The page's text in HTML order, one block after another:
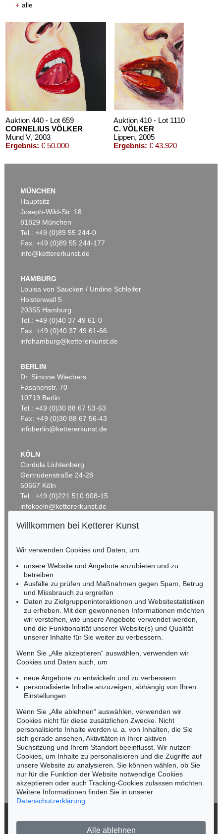
+ alle
Auktion 440 - Lot 659
CORNELIUS VÖLKER
Mund V, 2003
Ergebnis: € 50.000
Auktion 410 - Lot 1110
C. VÖLKER
Lippen, 2005
Ergebnis: € 43.920
Auktion 469 - Lot 796
Ergebnis:€ 28.750
CORNELIUS VÖLKER
Mund V, 2003
Ergebnis:€ 22.500
Auktion 416 - Lot 860
Raucher VI
, 2001
Ergebnis:€ 17.500
Auktion 420 - Lot 1006
CORNELIUS VÖLKER
Hände 1-III, 1999
Ergebnis:€ 16.250
Auktion 416 - Lot 874
MÜNCHEN
Hauptsitz
Joseph-Wild-Str. 18
81829 München
Tel.: +49 (0)89 55 244-0
Fax: +49 (0)89 55 244-177
info@kettererkunst.de
HAMBURG
Louisa von Saucken / Undine Schleifer
Holstenwall 5
20355 Hamburg
Tel.: +49 (0)40 37 49 61-0
Fax: +49 (0)40 37 49 61-66
infohamburg@kettererkunst.de
BERLIN
Dr. Simone Wiechers
Fasanenstr. 70
10719 Berlin
Tel.: +49 (0)30 88 67 53-63
Fax: +49 (0)30 88 67 56-43
infoberlin@kettererkunst.de
KÖLN
Cordula Lichtenberg
Gertrudenstraße 24-28
50667 Köln
Tel.: +49 (0)221 510 908-15
infokoeln@kettererkunst.de
BADEN-WÜRTTEMBERG
RHEINLAND-PFALZ
Miriam Heß
Tel.: +49 (0)62 21 58 80-038
Fax: +49 (0)62 21 58 80-595
infoheidelberg@kettererkunst.de
NORDDEUTSCHLAND
Nico Kassel, M.A.
Tel.: +49 (0)89 55244-164
Mobil: +49 (0)171 8618661
n.kassel@kettererkunst.de
Keine Auktion mehr verpassen!
Wir informieren Sie rechtzeitig.
Jetzt zum Newsletter anmelden >
Willkommen bei Ketterer Kunst
Wir verwenden Cookies und Daten, um
unsere Website und Angebote anzubieten und zu
betreiben
Ausfälle zu prüfen und Maßnahmen gegen Spam, Betrug
und Missbrauch zu ergreifen
Daten zu Zielgruppeninteraktionen und Websitestatistiken
zu erheben. Mit den gewonnenen Informationen möchten
wir verstehen, wie unsere Angebote verwendet werden,
und die Funktionalität unserer Website(s) und Qualität
unserer Inhalte für Sie weiter zu verbessern.
Wenn Sie „Alle akzeptieren“ auswählen, verwenden wir
Cookies und Daten auch, um
neue Angebote zu entwickeln und zu verbessern
personalisierte Inhalte anzuzeigen, abhängig von Ihren
Einstellungen
Wenn Sie „Alle ablehnen“ auswählen, verwenden wir
Cookies nicht für diese zusätzlichen Zwecke. Nicht
personalisierte Inhalte werden u. a. von Inhalten, die Sie
sich gerade ansehen, Aktivitäten in Ihrer aktiven
Suchsitzung und Ihrem Standort beeinflusst. Wir nutzen
Cookies, um Inhalte zu personalisieren und die Zugriffe auf
unsere Website zu analysieren. Sie können wählen, ob Sie
nur für die Funktion der Website notwendige Cookies
akzeptieren oder auch Tracking-Cookies zulassen möchten.
Weitere Informationen finden Sie in unserer
Datenschutzerklärung
Alle ablehnen